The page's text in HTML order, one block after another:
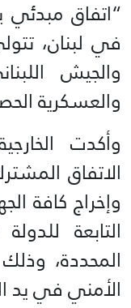
“اتفاق مبدئي
في لبنان،
والجيش
والعسكرية
وأكدت
الاتفاق
وإخراج كافة
التابعة
المحددة،
الأمني في يد